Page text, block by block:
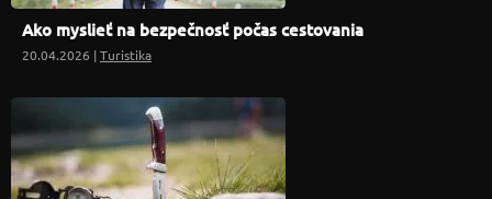
Ako myslieť na bezpečnosť počas cestovania
20.04.2026 |Turistika